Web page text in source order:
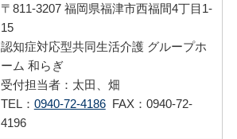
〒811-3207 福岡県福津市西福間4丁目1-
15
認知症対応型共同生活介護 グループホ
ーム 和らぎ
受付担当者：太田、畑
TEL： 0940-72-4186FAX：0940-72-
4196